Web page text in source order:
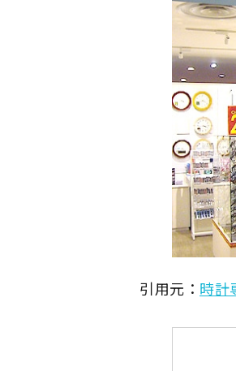
引用元： 時計